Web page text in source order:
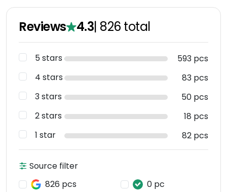
Reviews 4.3| 826 total
5 stars
593 pcs
4 stars
83 pcs
3 stars
50 pcs
2 stars
18 pcs
1 star
82 pcs
Source filter
826 pcs
0 pc